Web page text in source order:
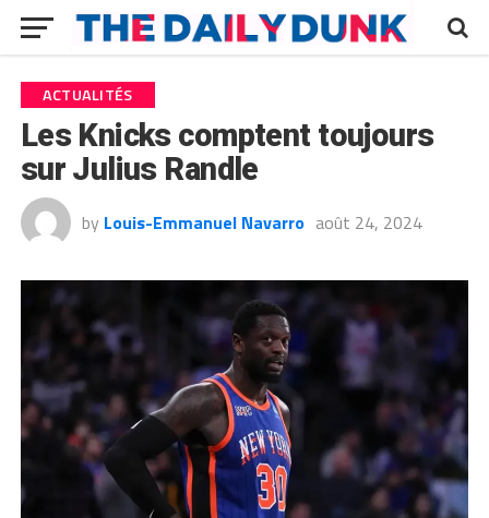
ACTUALITÉS
Les Knicks comptent toujours
sur Julius Randle
by Louis-Emmanuel Navarro août 24, 2024